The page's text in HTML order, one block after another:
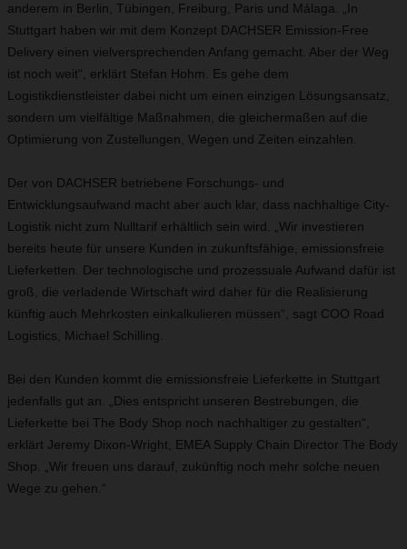
anderem in Berlin, Tübingen, Freiburg, Paris und Málaga. „In
Stuttgart haben wir mit dem Konzept DACHSER Emission-Free
Delivery einen vielversprechenden Anfang gemacht. Aber der Weg
ist noch weit“, erklärt Stefan Hohm. Es gehe dem
Logistikdienstleister dabei nicht um einen einzigen Lösungsansatz,
sondern um vielfältige Maßnahmen, die gleichermaßen auf die
Optimierung von Zustellungen, Wegen und Zeiten einzahlen.
Der von DACHSER betriebene Forschungs- und
Entwicklungsaufwand macht aber auch klar, dass nachhaltige City-
Logistik nicht zum Nulltarif erhältlich sein wird. „Wir investieren
bereits heute für unsere Kunden in zukunftsfähige, emissionsfreie
Lieferketten. Der technologische und prozessuale Aufwand dafür ist
groß, die verladende Wirtschaft wird daher für die Realisierung
künftig auch Mehrkosten einkalkulieren müssen“, sagt COO Road
Logistics, Michael Schilling.
Bei den Kunden kommt die emissionsfreie Lieferkette in Stuttgart
jedenfalls gut an. „Dies entspricht unseren Bestrebungen, die
Lieferkette bei The Body Shop noch nachhaltiger zu gestalten“,
erklärt Jeremy Dixon-Wright, EMEA Supply Chain Director The Body
Shop. „Wir freuen uns darauf, zukünftig noch mehr solche neuen
Wege zu gehen.“